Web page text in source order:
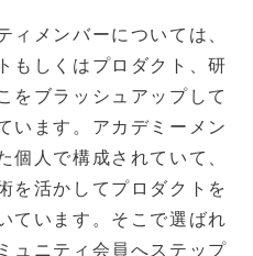
ィメンバーについては、
もしくはプロダクト、研
をブラッシュアップして
います。アカデミーメン
個人で構成されていて、
を活かしてプロダクトを
ています。そこで選ばれ
ュニティ会員へステップ